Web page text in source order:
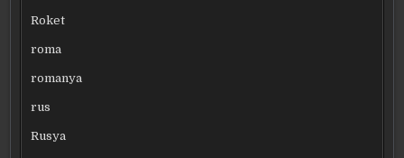
Roket
roma
romanya
rus
Rusya